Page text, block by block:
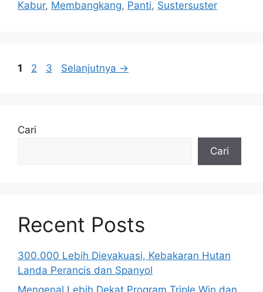
Kabur, Membangkang, Panti, Sustersuster
Halaman
1 Halaman
2 Halaman
3 Selanjutnya →
Cari
Cari
Recent Posts
300.000 Lebih Dievakuasi, Kebakaran Hutan
Landa Perancis dan Spanyol